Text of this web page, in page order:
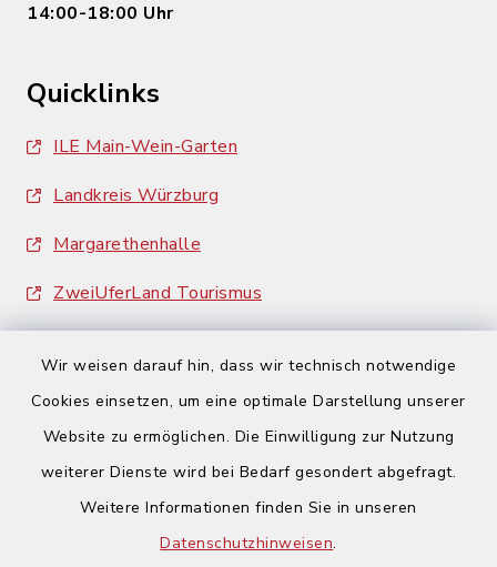
Wir weisen darauf hin, dass wir technisch notwendige
Cookies einsetzen, um eine optimale Darstellung unserer
Website zu ermöglichen. Die Einwilligung zur Nutzung
weiterer Dienste wird bei Bedarf gesondert abgefragt.
Weitere Informationen finden Sie in unseren
Datenschutzhinweisen.
14:00-18:00 Uhr
Quicklinks
ILE Main-Wein-Garten
Landkreis Würzburg
Margarethenhalle
ZweiUferLand Tourismus
Barrierefreiheit